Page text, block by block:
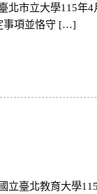
北市立大學115年
事項並恪守 […]
立臺北教育大學